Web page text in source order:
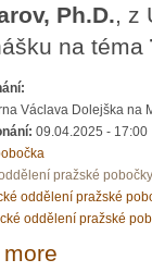
Ph.D. ,
na téma
Václava Dolejška na
09.04.2025 - 17:00
pražské pobočky
oddělení pražské
oddělení pražské